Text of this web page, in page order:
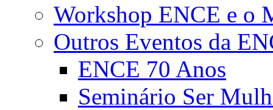
Workshop ENCE e o
Outros Eventos da
ENCE 70 Anos
Seminário Ser